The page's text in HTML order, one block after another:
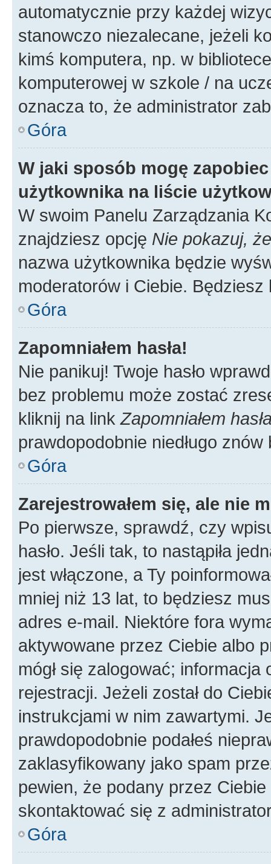
automatycznie przy każdej
stanowczo niezalecane, jeżeli
kimś komputera, np. w
komputerowej w szkole / na
oznacza to, że administrator
Góra
W jaki sposób mogę
użytkownika na liście
W swoim Panelu Zarządzania
znajdziesz opcję Nie pokazuj,
nazwa użytkownika będzie
moderatorów i Ciebie.
Góra
Zapomniałem hasła!
Nie panikuj! Twoje hasło
bez problemu może zostać
kliknij na link Zapomniałem
prawdopodobnie niedługo
Góra
Zarejestrowałem się, ale nie
Po pierwsze, sprawdź, czy
hasło. Jeśli tak, to nastąpiła
jest włączone, a Ty
mniej niż 13 lat, to będziesz
adres e-mail. Niektóre fora
aktywowane przez Ciebie albo
mógł się zalogować;
rejestracji. Jeżeli został do
instrukcjami w nim zawartymi.
prawdopodobnie podałeś
zaklasyfikowany jako spam
pewien, że podany przez
skontaktować się z
Góra